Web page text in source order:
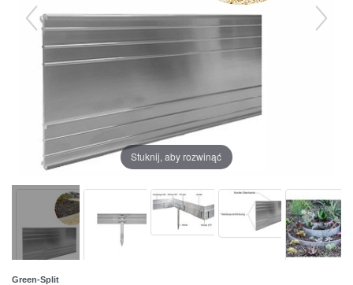
Stuknij, aby rozwinąć
Green-Split